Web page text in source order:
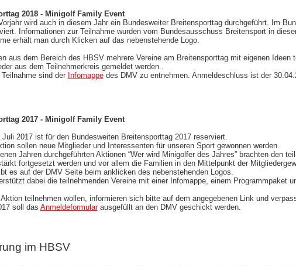
2018 - Minigolf Family Event
wird auch in diesem Jahr ein Bundesweiter Breitensporttag durchgeführt. Im
Informationen zur Teilnahme wurden vom Bundesausschuss Breitensport in
erhält man durch Klicken auf das nebenstehende Logo.
aus dem Bereich des HBSV mehrere Vereine am Breitensporttag mit eigenen
aus dem Teilnehmerkreis gemeldet werden..
sind der Infomappedes DMV zu entnehmen. Anmeldeschluss ist der
2017 - Minigolf Family Event
2017 ist für den Bundesweiten Breitensporttag 2017 reserviert.
sollen neue Mitglieder und Interessenten für unseren Sport gewonnen werden.
Jahren durchgeführten Aktionen “Wer wird Minigolfer des Jahres” brachten den
fortgesetzt werden und vor allem die Familien in den Mittelpunkt der
es auf der DMV Seite beim anklicken des nebenstehenden Logos.
dabei die teilnehmenden Vereine mit einer Infomappe, einem Programmpaket
teilnehmen wollen, informieren sich bitte auf dem angegebenen Link und
soll das Anmeldeformularausgefüllt an den DMV geschickt werden.
im HBSV